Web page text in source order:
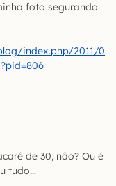
foto segurando
index.php/2011/0
de 30, não? Ou é
tudo…